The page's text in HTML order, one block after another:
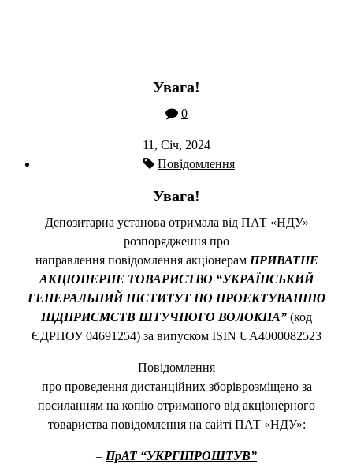
Увага!
0
11, Січ, 2024
Повідомлення
Увага!
Депозитарна установа отримала від ПАТ «НДУ»
розпорядження про
направлення повідомлення акціонерам ПРИВАТНЕ
АКЦІОНЕРНЕ ТОВАРИСТВО “УКРАЇНСЬКИЙ
ГЕНЕРАЛЬНИЙ ІНСТИТУТ ПО ПРОЕКТУВАННЮ
ПІДПРИЄМСТВ ШТУЧНОГО ВОЛОКНА” (код
ЄДРПОУ 04691254) за випуском ISIN UA4000082523
Повідомлення
про проведення дистанційних зборіврозміщено за
посиланням на копію отриманого від акціонерного
товариства повідомлення на сайті ПАТ «НДУ»:
– ПрАТ “УКРГІПРОШТУВ”